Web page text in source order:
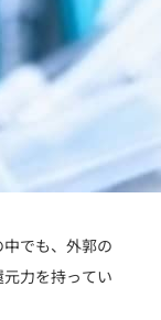
でも、外郭の
力を持ってい